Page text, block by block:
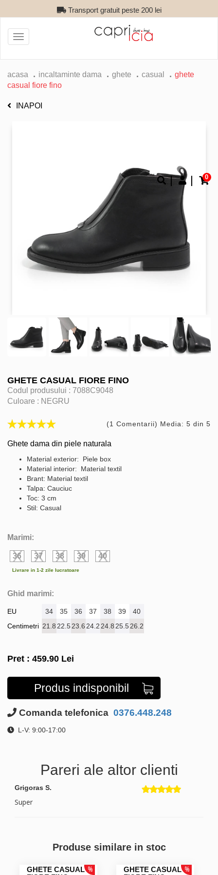
Transport gratuit peste 200 lei
0
Toggle
navigation
acasa incaltaminte dama ghete casual
ghete
casual fiore fino
INAPOI
GHETE CASUAL FIORE FINO
Codul produsului : 7088C9048
Culoare : NEGRU
(1 Comentarii) Media: 5 din 5
Ghete dama din piele naturala
Material exterior: Piele box
Material interior: Material textil
Brant: Material textil
Talpa: Cauciuc
Toc: 3 cm
Stil: Casual
Marimi:
36 37 38 39 40
Livrare in 1-2 zile lucratoare
Ghid marimi:
EU
Centimetri
34 35 36 37 38 39
40
21.8 22.523.6 24.2 24.8 25.526.2
Pret : 459.90 Lei
Produs indisponibil
Comanda telefonica 0376.448.248
L-V: 9:00-17:00
Pareri ale altor clienti
Grigoras S.
Super
Produse similare in stoc
GHETE CASUAL
GHETE CASUAL